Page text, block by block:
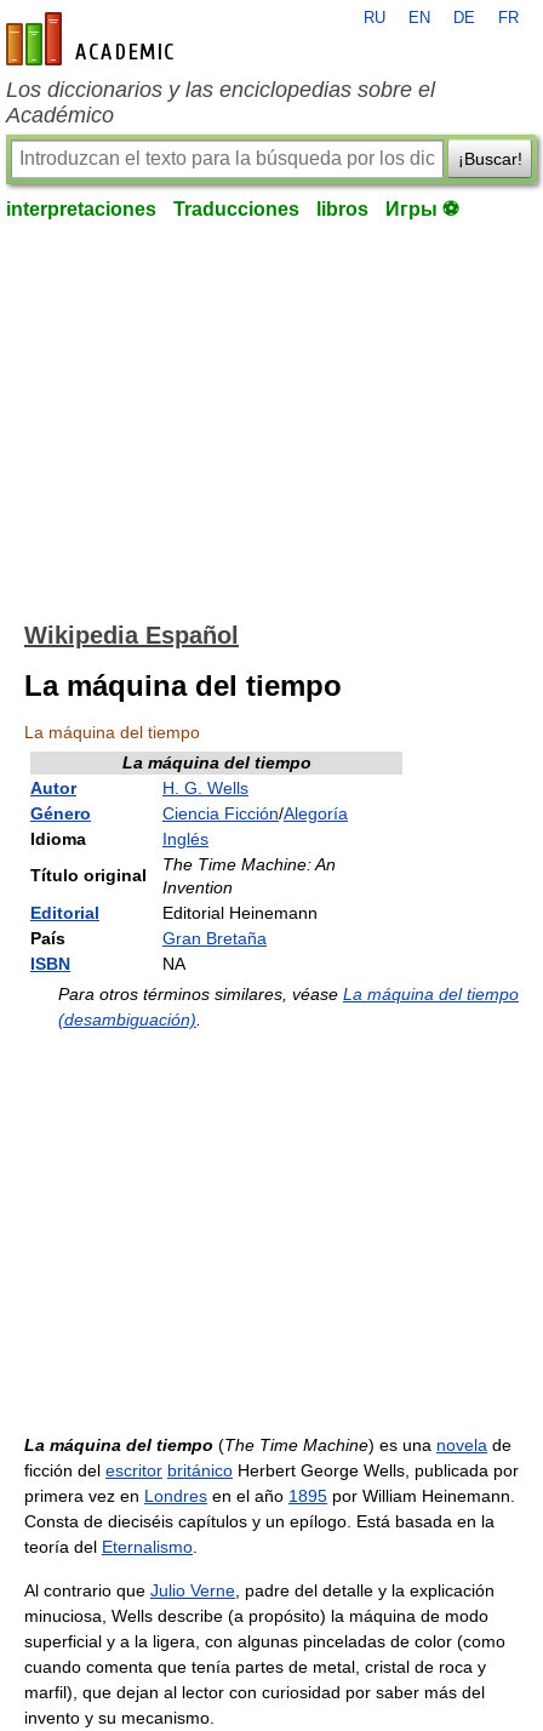
es-academic.com
RU EN DE FR
Los diccionarios y las enciclopedias sobre el
Académico
¡Buscar!
interpretaciones Traducciones libros Игры ⚽
Wikipedia Español
La máquina del tiempo
La máquina del tiempo
La máquina del tiempo
Autor
H. G. Wells
Género
Ciencia Ficción/Alegoría
Idioma
Inglés
Título original
The Time Machine: An
Invention
Editorial
Editorial Heinemann
País
Gran Bretaña
ISBN
NA
Para otros términos similares, véase La máquina del tiempo
(desambiguación)
La máquina del tiempo (The Time Machine) es una novela de
ficción del escritor británico Herbert George Wells, publicada por
primera vez en Londres en el año 1895 por William Heinemann.
Consta de dieciséis capítulos y un epílogo. Está basada en la
teoría del Eternalismo
Al contrario que Julio Verne , padre del detalle y la explicación
minuciosa, Wells describe (a propósito) la máquina de modo
superficial y a la ligera, con algunas pinceladas de color (como
cuando comenta que tenía partes de metal, cristal de roca y
marfil), que dejan al lector con curiosidad por saber más del
invento y su mecanismo.